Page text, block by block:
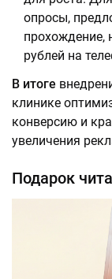
опросы,
прохождение,
рублей на
В итоге
клинике
конверсию и
увеличения
Подарок